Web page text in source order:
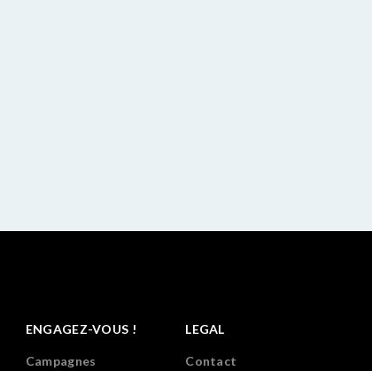
ENGAGEZ-VOUS !
Campagnes
LEGAL
Contact